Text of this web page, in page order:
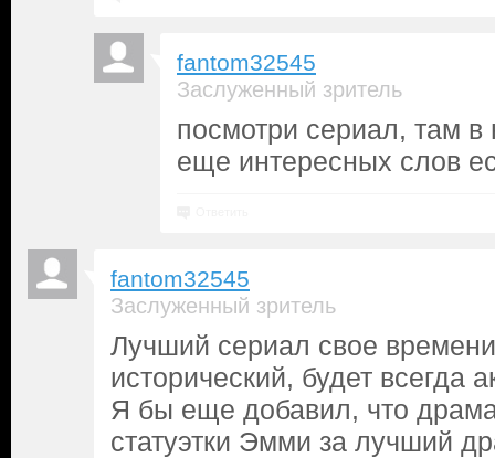
fantom32545
Заслуженный зритель
посмотри сериал, там в
еще интересныx слов
fantom32545
Заслуженный зритель
Лучший сериал свое
исторический, будет всегда
Я бы еще добавил, что
статуэтки Эмми за лучший